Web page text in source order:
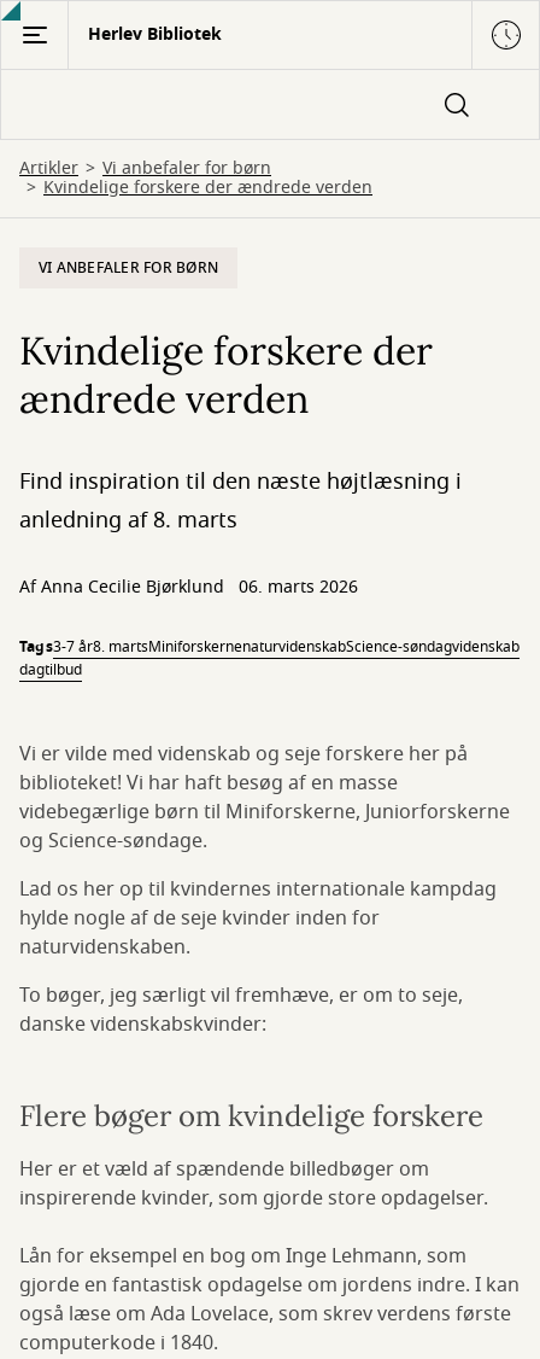
Gå
hovedindhold
Herlev Bibliotek
Artikler Vi anbefaler for børn
Kvindelige forskere der ændrede verden
VI ANBEFALER FOR BØRN
Kvindelige forskere der
ændrede verden
Find inspiration til den næste højtlæsning i
anledning af 8. marts
AfAnna Cecilie Bjørklund 06. marts 2026
Tags3-7 år8. martsMiniforskernenaturvidenskabScience-søndagvidenskab
dagtilbud
Vi er vilde med videnskab og seje forskere her på
biblioteket! Vi har haft besøg af en masse
videbegærlige børn til Miniforskerne, Juniorforskerne
og Science-søndage.
Lad os her op til kvindernes internationale kampdag
hylde nogle af de seje kvinder inden for
naturvidenskaben.
To bøger, jeg særligt vil fremhæve, er om to seje,
danske videnskabskvinder:
Flere bøger om kvindelige forskere
Her er et væld af spændende billedbøger om
inspirerende kvinder, som gjorde store opdagelser.
Lån for eksempel en bog om Inge Lehmann, som
gjorde en fantastisk opdagelse om jordens indre. I kan
også læse om Ada Lovelace, som skrev verdens første
computerkode i 1840.